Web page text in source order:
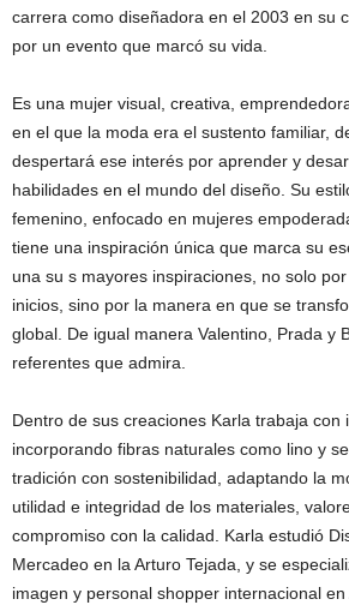
carrera como diseñadora en el 2003 en su
por un evento que marcó su vida.
Es una mujer visual, creativa,
en el que la moda era el sustento familiar,
despertará ese interés por aprender y
habilidades en el mundo del diseño. Su
femenino, enfocado en mujeres
tiene una inspiración única que marca su
una su s mayores inspiraciones, no solo
inicios, sino por la manera en que se
global. De igual manera Valentino, Prada y
referentes que admira.
Dentro de sus creaciones Karla trabaja con
incorporando fibras naturales como lino y
tradición con sostenibilidad, adaptando la
utilidad e integridad de los materiales,
compromiso con la calidad. Karla estudió
Mercadeo en la Arturo Tejada, y se
imagen y personal shopper internacional